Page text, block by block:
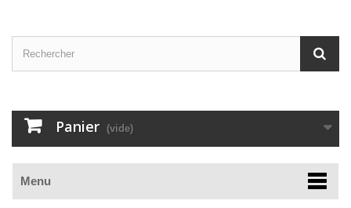
Panier (vide)
Menu